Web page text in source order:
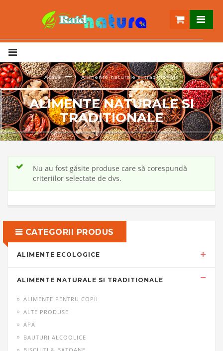
Acasă — › Alimente naturale si traditionale
ALIMENTE NATURALE SI
TRADITIONALE
Nu au fost găsite produse care să corespundă
criteriilor selectate de dvs.
CATEGORII PRODUS
ALIMENTE ECOLOGICE
ALIMENTE NATURALE SI TRADITIONALE
ALIMENTE PENTRU COPII
ALTE PRODUSE
APA
BAUTURI ALCOOLICE